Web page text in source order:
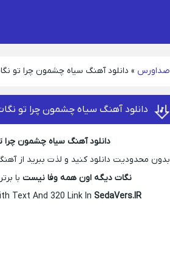
صداورس » دانلود آهنگ سیاه چشمون چرا تو
دانلود آهنگ سیاه چشمون چرا تو
دانلود آهنگ سیاه چشمون
بدون محدودیت دانلود کنید و لذت ببرید از
نگات دیگه اون همه وفا نیست با برترین
Text And 320 Link In SedaVers.IR